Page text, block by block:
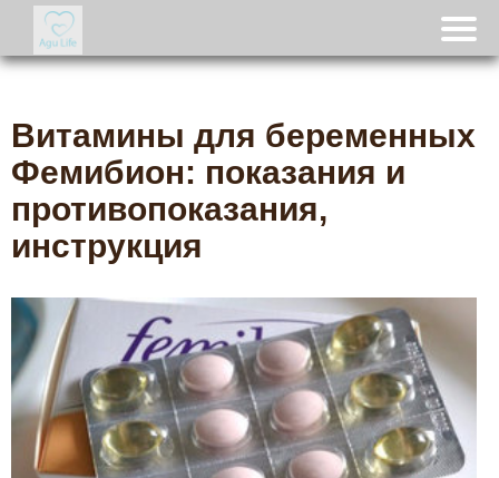
Витамины для беременных
Фемибион: показания и
противопоказания,
инструкция